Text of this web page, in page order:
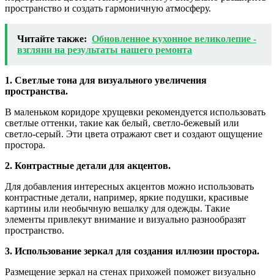
пространство и создать гармоничную атмосферу.
Читайте также: Обновленное кухонное великолепие -
взгляни на результаты нашего ремонта
1. Светлые тона для визуального увеличения
пространства.
В маленьком коридоре хрущевки рекомендуется использовать
светлые оттенки, такие как белый, светло-бежевый или
светло-серый. Эти цвета отражают свет и создают ощущение
простора.
2. Контрастные детали для акцентов.
Для добавления интересных акцентов можно использовать
контрастные детали, например, яркие подушки, красивые
картины или необычную вешалку для одежды. Такие
элементы привлекут внимание и визуально разнообразят
пространство.
3. Использование зеркал для создания иллюзии простора.
Размещение зеркал на стенах прихожей поможет визуально